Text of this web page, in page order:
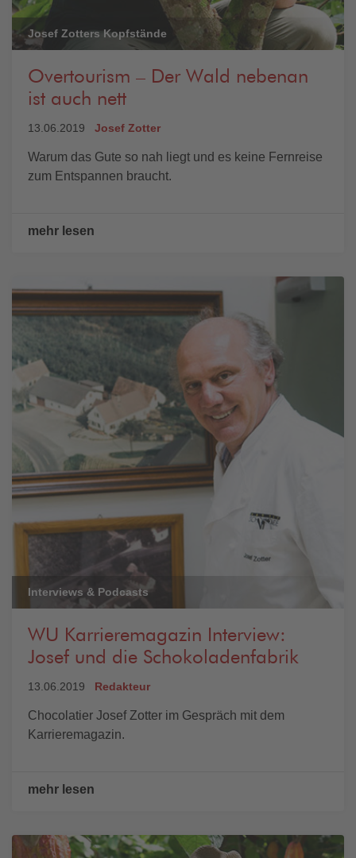
Josef Zotters Kopfstände
Overtourism – Der Wald nebenan
ist auch nett
13.06.2019 Josef Zotter
Warum das Gute so nah liegt und es keine Fernreise
zum Entspannen braucht.
mehr lesen
Interviews & Podcasts
WU Karrieremagazin Interview:
Josef und die Schokoladenfabrik
13.06.2019 Redakteur
Chocolatier Josef Zotter im Gespräch mit dem
Karrieremagazin.
mehr lesen